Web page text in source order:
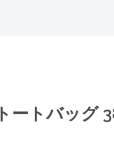
ートバッグ